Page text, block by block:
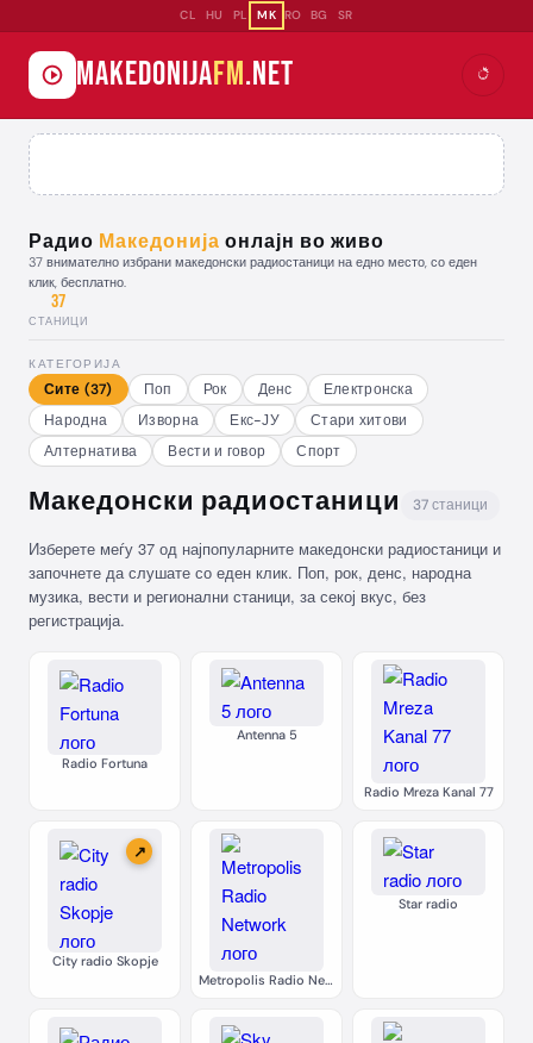
CL HU PL MK RO BG SR
MakedonijaFM.net
Радио Македонија онлајн во живо
37 внимателно избрани македонски радиостаници на едно место, со еден
клик, бесплатно.
37
СТАНИЦИ
КАТЕГОРИЈА
Сите (37) Поп Рок Денс
Електронска
Народна
Изворна Екс-ЈУ
Стари хитови
Алтернатива
Вести и говор Спорт
Македонски радиостаници 37 станици
Изберете меѓу 37 од најпопуларните македонски радиостаници и
започнете да слушате со еден клик. Поп, рок, денс, народна
музика, вести и регионални станици, за секој вкус, без
регистрација.
Radio Fortuna
Antenna 5
Radio Mreza Kanal 77
↗
City radio Skopje
Metropolis Radio Network
Star radio